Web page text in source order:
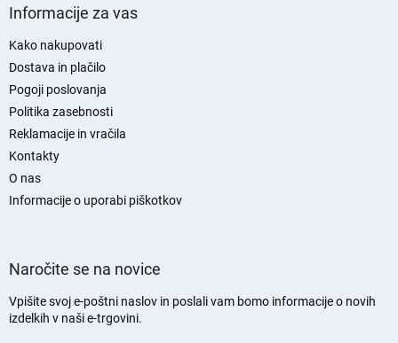
Informacije za vas
Kako nakupovati
Dostava in plačilo
Pogoji poslovanja
Politika zasebnosti
Reklamacije in vračila
Kontakty
O nas
Informacije o uporabi piškotkov
Naročite se na novice
Vpišite svoj e-poštni naslov in poslali vam bomo informacije o novih
izdelkih v naši e-trgovini.